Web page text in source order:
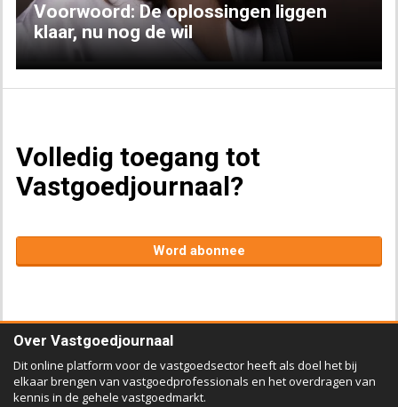
Voorwoord: De oplossingen liggen
klaar, nu nog de wil
Volledig toegang tot
Vastgoedjournaal?
Word abonnee
Over Vastgoedjournaal
Dit online platform voor de vastgoedsector heeft als doel het bij
elkaar brengen van vastgoedprofessionals en het overdragen van
kennis in de gehele vastgoedmarkt.